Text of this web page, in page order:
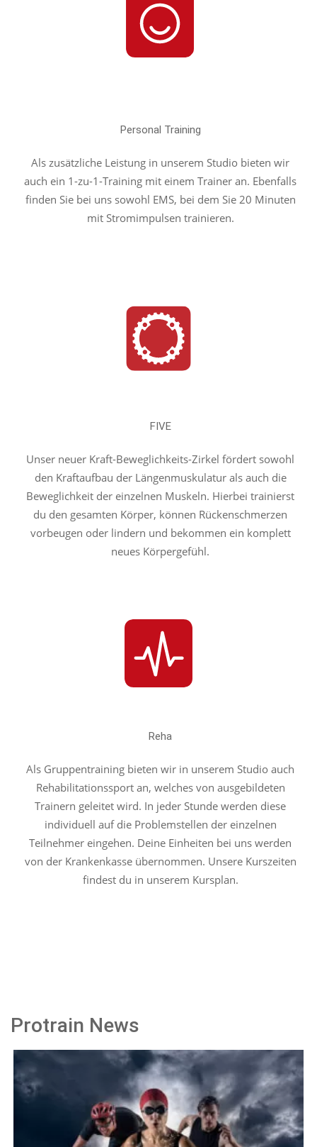
Personal Training
Als zusätzliche Leistung in unserem Studio bieten wir
auch ein 1-zu-1-Training mit einem Trainer an. Ebenfalls
finden Sie bei uns sowohl EMS, bei dem Sie 20 Minuten
mit Stromimpulsen trainieren.
FIVE
Unser neuer Kraft-Beweglichkeits-Zirkel fördert sowohl
den Kraftaufbau der Längenmuskulatur als auch die
Beweglichkeit der einzelnen Muskeln. Hierbei trainierst
du den gesamten Körper, können Rückenschmerzen
vorbeugen oder lindern und bekommen ein komplett
neues Körpergefühl.
Reha
Als Gruppentraining bieten wir in unserem Studio auch
Rehabilitationssport an, welches von ausgebildeten
Trainern geleitet wird. In jeder Stunde werden diese
individuell auf die Problemstellen der einzelnen
Teilnehmer eingehen. Deine Einheiten bei uns werden
von der Krankenkasse übernommen. Unsere Kurszeiten
findest du in unserem Kursplan.
Protrain News